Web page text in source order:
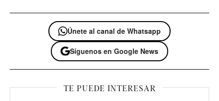
Únete al canal de Whatsapp
Síguenos en Google News
TE PUEDE INTERESAR